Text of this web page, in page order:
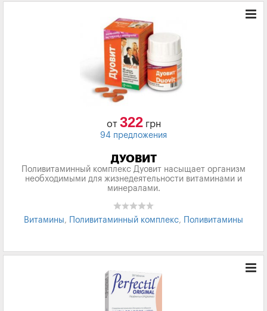
от 322грн
94 предложения
ДУОВИТ
Поливитаминный комплекс Дуовит насыщает организм
необходимыми для жизнедеятельности витаминами и
минералами.
Витамины, Поливитаминный комплекс, Поливитамины